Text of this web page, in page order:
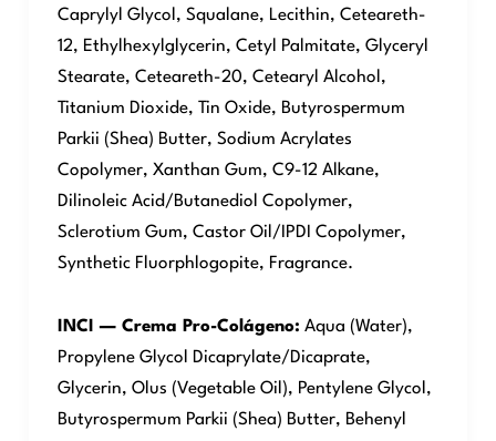
Caprylyl Glycol, Squalane, Lecithin, Ceteareth-
12, Ethylhexylglycerin, Cetyl Palmitate, Glyceryl
Stearate, Ceteareth-20, Cetearyl Alcohol,
Titanium Dioxide, Tin Oxide, Butyrospermum
Parkii (Shea) Butter, Sodium Acrylates
Copolymer, Xanthan Gum, C9-12 Alkane,
Dilinoleic Acid/Butanediol Copolymer,
Sclerotium Gum, Castor Oil/IPDI Copolymer,
Synthetic Fluorphlogopite, Fragrance.
INCI — Crema Pro-Colágeno: Aqua (Water),
Propylene Glycol Dicaprylate/Dicaprate,
Glycerin, Olus (Vegetable Oil), Pentylene Glycol,
Butyrospermum Parkii (Shea) Butter, Behenyl